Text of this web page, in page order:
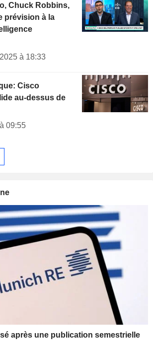
Chuck Robbins,
prévision à la
à 18:33
Cisco
au-dessus de
09:55
après une publication semestrielle